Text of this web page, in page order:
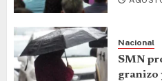
Nacional
SMN
granizo